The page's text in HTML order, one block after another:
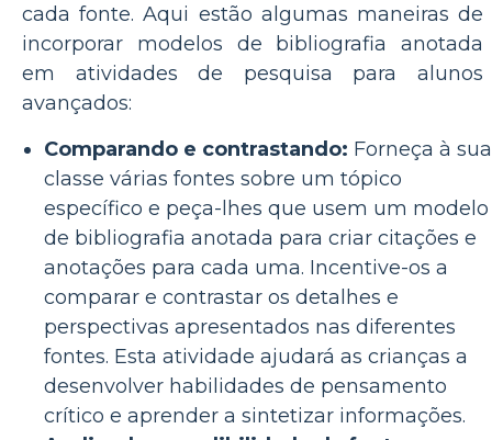
cada fonte. Aqui estão algumas maneiras de
incorporar modelos de bibliografia anotada
em atividades de pesquisa para alunos
avançados:
Comparando e contrastando: Forneça à sua
classe várias fontes sobre um tópico
específico e peça-lhes que usem um modelo
de bibliografia anotada para criar citações e
anotações para cada uma. Incentive-os a
comparar e contrastar os detalhes e
perspectivas apresentados nas diferentes
fontes. Esta atividade ajudará as crianças a
desenvolver habilidades de pensamento
crítico e aprender a sintetizar informações.